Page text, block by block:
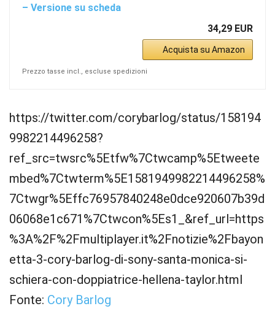
– Versione su scheda
34,29 EUR
Acquista su Amazon
Prezzo tasse incl., escluse spedizioni
https://twitter.com/corybarlog/status/158194
9982214496258?
ref_src=twsrc%5Etfw%7Ctwcamp%5Etweete
mbed%7Ctwterm%5E1581949982214496258%
7Ctwgr%5Effc76957840248e0dce920607b39d
06068e1c671%7Ctwcon%5Es1_&ref_url=https
%3A%2F%2Fmultiplayer.it%2Fnotizie%2Fbayon
etta-3-cory-barlog-di-sony-santa-monica-si-
schiera-con-doppiatrice-hellena-taylor.html
Fonte: Cory Barlog